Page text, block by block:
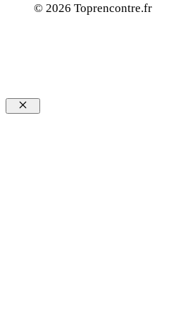
© 2026 Toprencontre.fr
Fermer